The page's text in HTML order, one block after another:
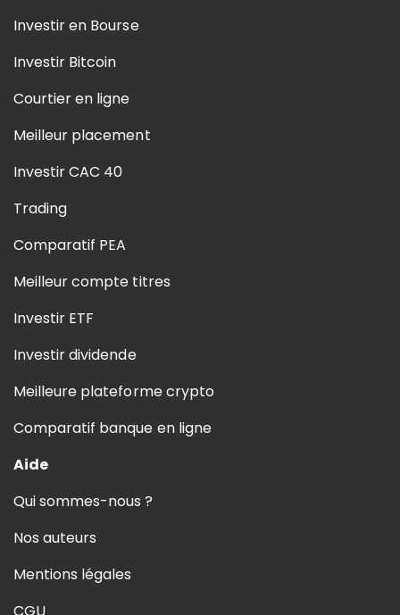
Investir en Bourse
Investir Bitcoin
Courtier en ligne
Meilleur placement
Investir CAC 40
Trading
Comparatif PEA
Meilleur compte titres
Investir ETF
Investir dividende
Meilleure plateforme crypto
Comparatif banque en ligne
Aide
Qui sommes-nous ?
Nos auteurs
Mentions légales
CGU